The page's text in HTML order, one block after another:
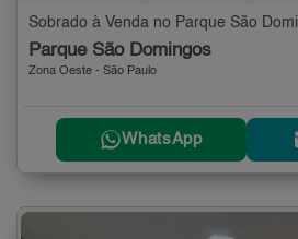
Parque São Domingos
Zona Oeste - São Paulo
WhatsApp